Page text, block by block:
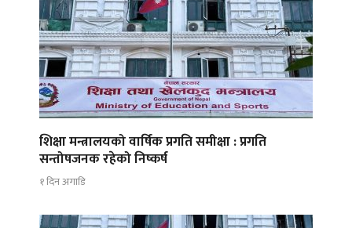
शिक्षा मन्त्रालयको वार्षिक प्रगति समीक्षा : प्रगति
सन्तोषजनक रहेको निष्कर्ष
१ दिन अगाडि